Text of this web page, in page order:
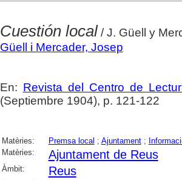
Cuestión local/ J. Güell y
Güell i Mercader, Josep
En: Revista del Centro de
(Septiembre 1904), p. 121-122
Matèries: Premsa local ; Ajuntament;
Matèries:
Ajuntament de Reus
Àmbit: Reus